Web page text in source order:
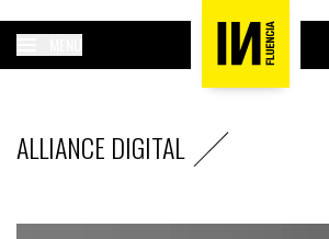
ALLIANCE DIGITAL